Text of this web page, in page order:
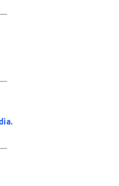
.